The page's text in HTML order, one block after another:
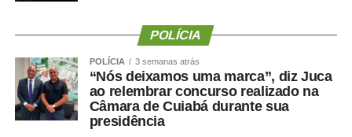
de 2026, que reconhece os professores da educação
infantil como profissionais do magistério público.
— A educação infantil é a que precisa de mais recursos,
pois demanda mais profissionais, alimentação mais
saudável e materiais didáticos específicos. Estamos
POLÍCIA
POLÍCIA 3 semanas atrás
“Nós deixamos uma marca”, diz Juca
ao relembrar concurso realizado na
Câmara de Cuiabá durante sua
presidência